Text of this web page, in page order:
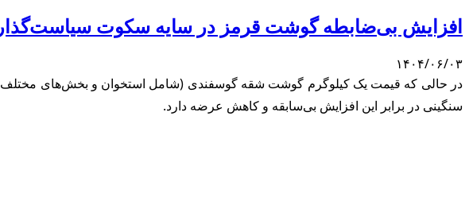
افزایش بی‌ضابطه گوشت قرمز در سایه سکوت سیاست‌گذار
۱۴۰۴/۰۶/۰۳
سنگینی در برابر این افزایش بی‌سابقه و کاهش عرضه دارد.